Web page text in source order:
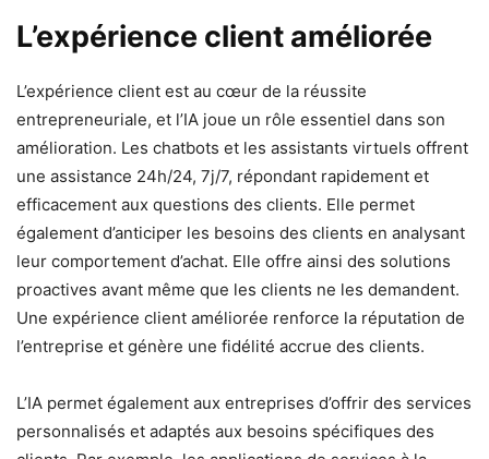
L’expérience client améliorée
L’expérience client est au cœur de la réussite
entrepreneuriale, et l’IA joue un rôle essentiel dans son
amélioration. Les chatbots et les assistants virtuels offrent
une assistance 24h/24, 7j/7, répondant rapidement et
efficacement aux questions des clients. Elle permet
également d’anticiper les besoins des clients en analysant
leur comportement d’achat. Elle offre ainsi des solutions
proactives avant même que les clients ne les demandent.
Une expérience client améliorée renforce la réputation de
l’entreprise et génère une fidélité accrue des clients.
L’IA permet également aux entreprises d’offrir des services
personnalisés et adaptés aux besoins spécifiques des